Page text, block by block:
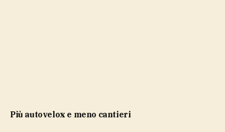
più autovelox e meno cantieri